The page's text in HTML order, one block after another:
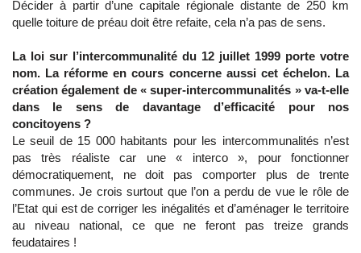
Décider à partir d’une capitale régionale distante de 250 km
quelle toiture de préau doit être refaite, cela n’a pas de sens.
La loi sur l’intercommunalité du 12 juillet 1999 porte votre
nom. La réforme en cours concerne aussi cet échelon. La
création également de « super-intercommunalités » va-t-elle
dans le sens de davantage d’efficacité pour nos
concitoyens ?
Le seuil de 15 000 habitants pour les intercommunalités n’est
pas très réaliste car une « interco », pour fonctionner
démocratiquement, ne doit pas comporter plus de trente
communes. Je crois surtout que l’on a perdu de vue le rôle de
l’Etat qui est de corriger les inégalités et d’aménager le territoire
au niveau national, ce que ne feront pas treize grands
feudataires !